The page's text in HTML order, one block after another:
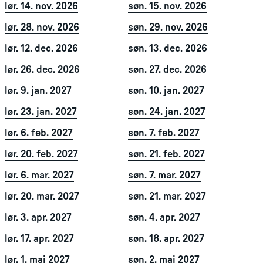
lør. 14. nov. 2026
søn. 15. nov. 2026
lør. 28. nov. 2026
søn. 29. nov. 2026
lør. 12. dec. 2026
søn. 13. dec. 2026
lør. 26. dec. 2026
søn. 27. dec. 2026
lør. 9. jan. 2027
søn. 10. jan. 2027
lør. 23. jan. 2027
søn. 24. jan. 2027
lør. 6. feb. 2027
søn. 7. feb. 2027
lør. 20. feb. 2027
søn. 21. feb. 2027
lør. 6. mar. 2027
søn. 7. mar. 2027
lør. 20. mar. 2027
søn. 21. mar. 2027
lør. 3. apr. 2027
søn. 4. apr. 2027
lør. 17. apr. 2027
søn. 18. apr. 2027
lør. 1. maj 2027
søn. 2. maj 2027